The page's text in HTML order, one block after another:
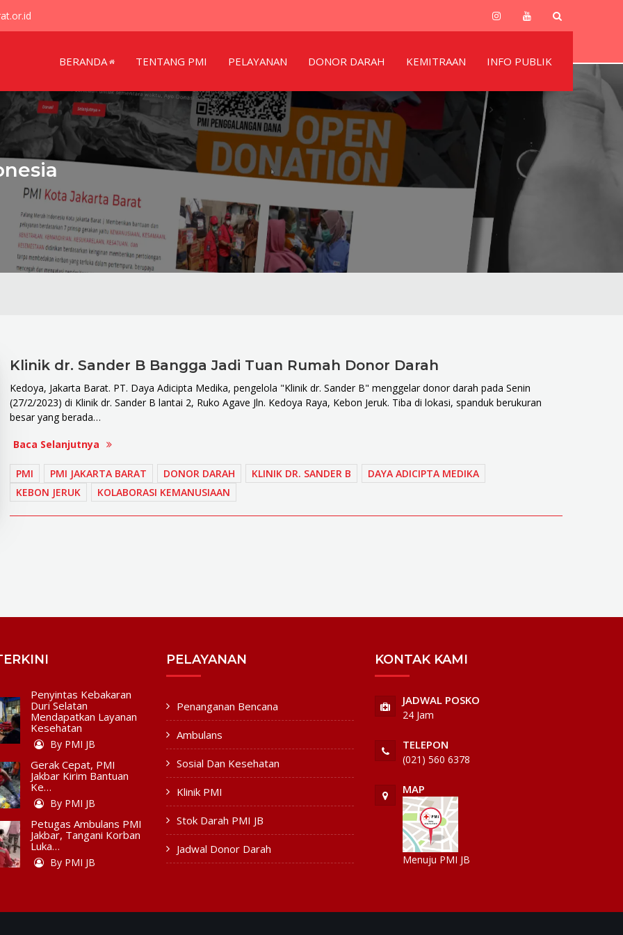
BERANDA TENTANG PMI PELAYANAN DONOR DARAH KEMITRAAN INFO PUBLIK
Klinik dr. Sander B Bangga Jadi Tuan Rumah Donor Darah
Kedoya, Jakarta Barat. PT. Daya Adicipta Medika, pengelola "Klinik dr. Sander B" menggelar donor darah pada Senin
(27/2/2023) di Klinik dr. Sander B lantai 2, Ruko Agave Jln. Kedoya Raya, Kebon Jeruk. Tiba di lokasi, spanduk berukuran
besar yang berada…
Baca Selanjutnya
PMI PMI JAKARTA BARAT DONOR DARAH KLINIK DR. SANDER B
DAYA ADICIPTA MEDIKA
KEBON JERUK
KOLABORASI KEMANUSIAAN
Penyintas Kebakaran
Duri Selatan
Mendapatkan Layanan
Kesehatan
By PMI JB
Gerak Cepat, PMI
Jakbar Kirim Bantuan
Ke…
By PMI JB
Petugas Ambulans PMI
Jakbar, Tangani Korban
Luka…
By PMI JB
PELAYANAN
Penanganan Bencana
Ambulans
Sosial Dan Kesehatan
Klinik PMI
Stok Darah PMI JB
Jadwal Donor Darah
KONTAK KAMI
JADWAL POSKO
24 Jam
TELEPON
(021) 560 6378
MAP
Menuju PMI JB